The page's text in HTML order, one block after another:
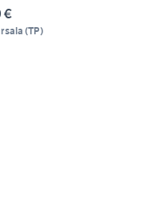
€
(TP)